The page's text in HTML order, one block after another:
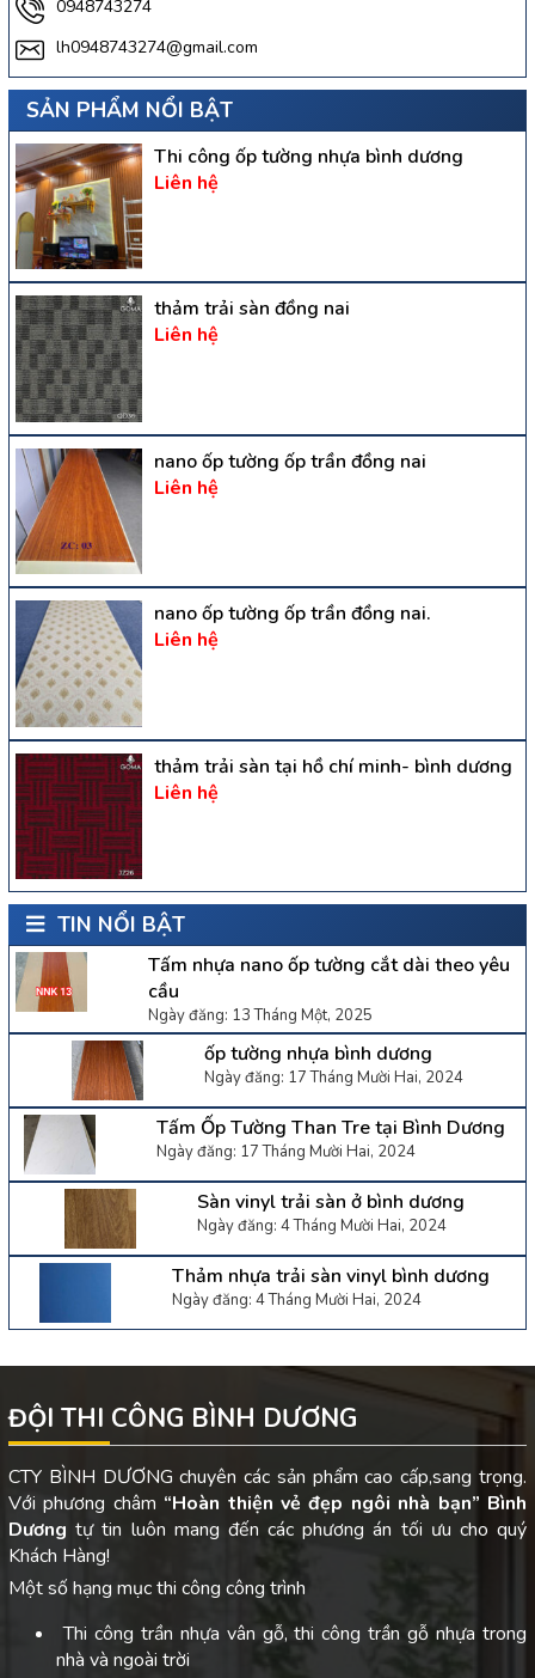
0948743274
lh0948743274@gmail.com
SẢN PHẨM NỔI BẬT
Thi công ốp tường nhựa bình dương
Liên hệ
thảm trải sàn đồng nai
Liên hệ
nano ốp tường ốp trần đồng nai
Liên hệ
nano ốp tường ốp trần đồng nai.
Liên hệ
thảm trải sàn tại hồ chí minh- bình dương
Liên hệ
TIN NỔI BẬT
Tấm nhựa nano ốp tường cắt dài theo yêu
cầu
Ngày đăng: 13 Tháng Một, 2025
ốp tường nhựa bình dương
Ngày đăng: 17 Tháng Mười Hai, 2024
Tấm Ốp Tường Than Tre tại Bình Dương
Ngày đăng: 17 Tháng Mười Hai, 2024
Sàn vinyl trải sàn ở bình dương
Ngày đăng: 4 Tháng Mười Hai, 2024
Thảm nhựa trải sàn vinyl bình dương
Ngày đăng: 4 Tháng Mười Hai, 2024
ĐỘI THI CÔNG BÌNH DƯƠNG
CTY BÌNH DƯƠNG chuyên các sản phẩm cao cấp,sang trọng.
Với phương châm “Hoàn thiện vẻ đẹp ngôi nhà bạn” Bình
Dươngtự tin luôn mang đến các phương án tối ưu cho quý
Khách Hàng!
Một số hạng mục thi công công trình
Thi công trần nhựa vân gỗ, thi công trần gỗ nhựa trong
nhà và ngoài trời